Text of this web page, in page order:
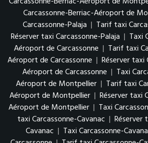
Carcassonne-Berriac-Aéroport de
Carcassonne-Palaja | Tarif taxi
Réserver taxi Carcassonne-Palaja | Taxi
Aéroport de Carcassonne | Tarif taxi
Aéroport de Carcassonne | Réserver taxi
Aéroport de Carcassonne | Taxi
Aéroport de Montpellier | Tarif taxi
Aéroport de Montpellier | Réserver taxi
Aéroport de Montpellier | Taxi
taxi Carcassonne-Cavanac | Réserver
Cavanac | Taxi Carcassonne-